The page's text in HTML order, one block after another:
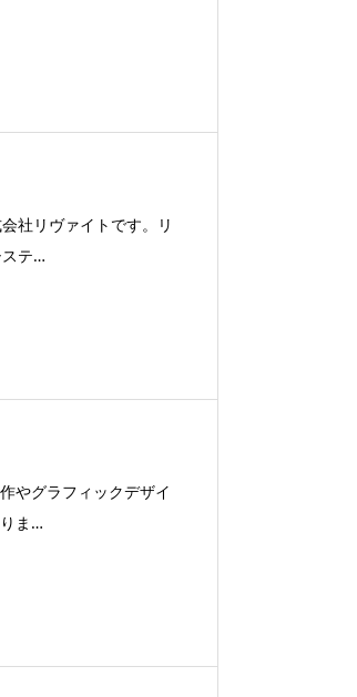
社リヴァイトです。リ
ステ…
やグラフィックデザイ
ま…